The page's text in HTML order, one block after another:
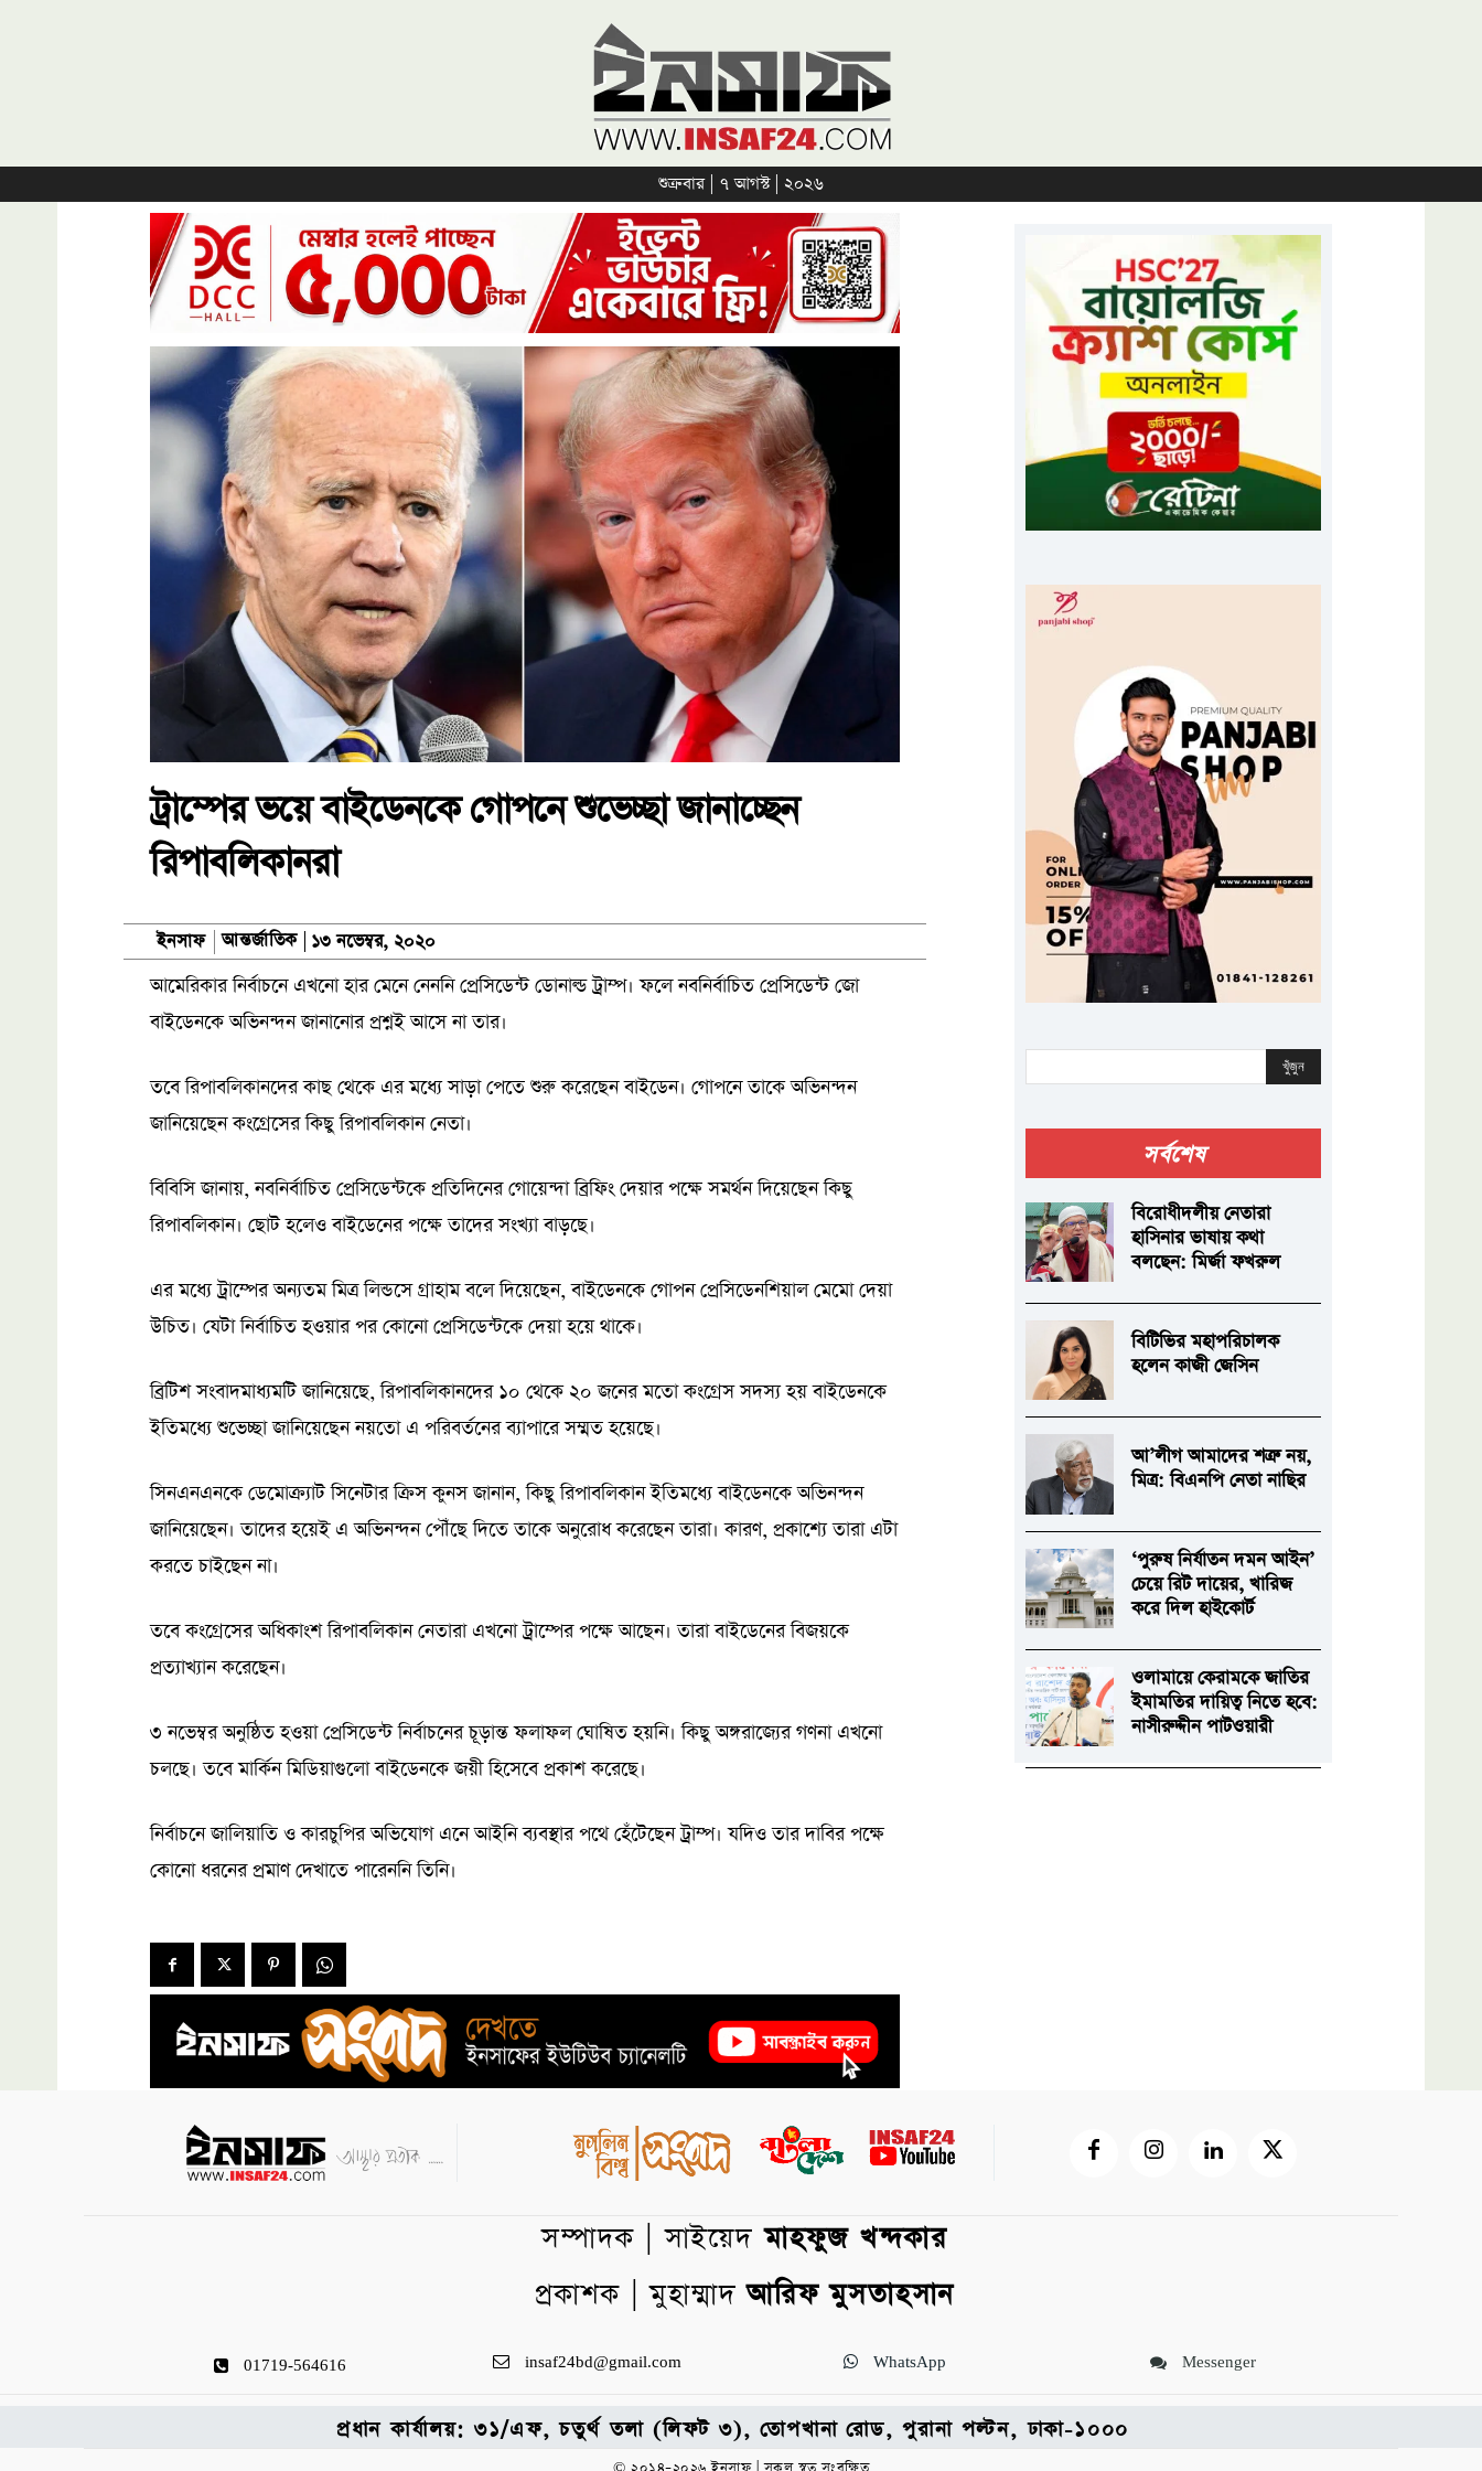
শুক্রবার | ৭ আগস্ট | ২০২৬
ট্রাম্পের ভয়ে বাইডেনকে গোপনে শুভেচ্ছা জানাচ্ছেন
রিপাবলিকানরা
ইনসাফ আন্তর্জাতিক ১৩ নভেম্বর, ২০২০
আমেরিকার নির্বাচনে এখনো হার মেনে নেননি প্রেসিডেন্ট ডোনাল্ড ট্রাম্প। ফলে নবনির্বাচিত প্রেসিডেন্ট জো
বাইডেনকে অভিনন্দন জানানোর প্রশ্নই আসে না তার।
তবে রিপাবলিকানদের কাছ থেকে এর মধ্যে সাড়া পেতে শুরু করেছেন বাইডেন। গোপনে তাকে অভিনন্দন
জানিয়েছেন কংগ্রেসের কিছু রিপাবলিকান নেতা।
বিবিসি জানায়, নবনির্বাচিত প্রেসিডেন্টকে প্রতিদিনের গোয়েন্দা ব্রিফিং দেয়ার পক্ষে সমর্থন দিয়েছেন কিছু
রিপাবলিকান। ছোট হলেও বাইডেনের পক্ষে তাদের সংখ্যা বাড়ছে।
এর মধ্যে ট্রাম্পের অন্যতম মিত্র লিন্ডসে গ্রাহাম বলে দিয়েছেন, বাইডেনকে গোপন প্রেসিডেনশিয়াল মেমো দেয়া
উচিত। যেটা নির্বাচিত হওয়ার পর কোনো প্রেসিডেন্টকে দেয়া হয়ে থাকে।
ব্রিটিশ সংবাদমাধ্যমটি জানিয়েছে, রিপাবলিকানদের ১০ থেকে ২০ জনের মতো কংগ্রেস সদস্য হয় বাইডেনকে
ইতিমধ্যে শুভেচ্ছা জানিয়েছেন নয়তো এ পরিবর্তনের ব্যাপারে সম্মত হয়েছে।
সিনএনএনকে ডেমোক্র্যাট সিনেটার ক্রিস কুনস জানান, কিছু রিপাবলিকান ইতিমধ্যে বাইডেনকে অভিনন্দন
জানিয়েছেন। তাদের হয়েই এ অভিনন্দন পৌঁছে দিতে তাকে অনুরোধ করেছেন তারা। কারণ, প্রকাশ্যে তারা এটা
করতে চাইছেন না।
তবে কংগ্রেসের অধিকাংশ রিপাবলিকান নেতারা এখনো ট্রাম্পের পক্ষে আছেন। তারা বাইডেনের বিজয়কে
প্রত্যাখ্যান করেছেন।
৩ নভেম্বর অনুষ্ঠিত হওয়া প্রেসিডেন্ট নির্বাচনের চূড়ান্ত ফলাফল ঘোষিত হয়নি। কিছু অঙ্গরাজ্যের গণনা এখনো
চলছে। তবে মার্কিন মিডিয়াগুলো বাইডেনকে জয়ী হিসেবে প্রকাশ করেছে।
নির্বাচনে জালিয়াতি ও কারচুপির অভিযোগ এনে আইনি ব্যবস্থার পথে হেঁটেছেন ট্রাম্প। যদিও তার দাবির পক্ষে
কোনো ধরনের প্রমাণ দেখাতে পারেননি তিনি।
খুঁজুন
সর্বশেষ
বিরোধীদলীয় নেতারা
হাসিনার ভাষায় কথা
বলছেন: মির্জা ফখরুল
বিটিভির মহাপরিচালক
হলেন কাজী জেসিন
আ’লীগ আমাদের শত্রু নয়,
মিত্র: বিএনপি নেতা নাছির
‘পুরুষ নির্যাতন দমন আইন’
চেয়ে রিট দায়ের, খারিজ
করে দিল হাইকোর্ট
ওলামায়ে কেরামকে জাতির
ইমামতির দায়িত্ব নিতে হবে:
নাসীরুদ্দীন পাটওয়ারী
সম্পাদক | সাইয়েদমাহফুজ খন্দকার
প্রকাশক | মুহাম্মাদআরিফ মুসতাহসান
01719-564616 insaf24bd@gmail.com WhatsApp Messenger
প্রধান কার্যালয়: ৩১/এফ, চতুর্থ তলা (লিফট ৩), তোপখানা রোড, পুরানা পল্টন, ঢাকা-১০০০